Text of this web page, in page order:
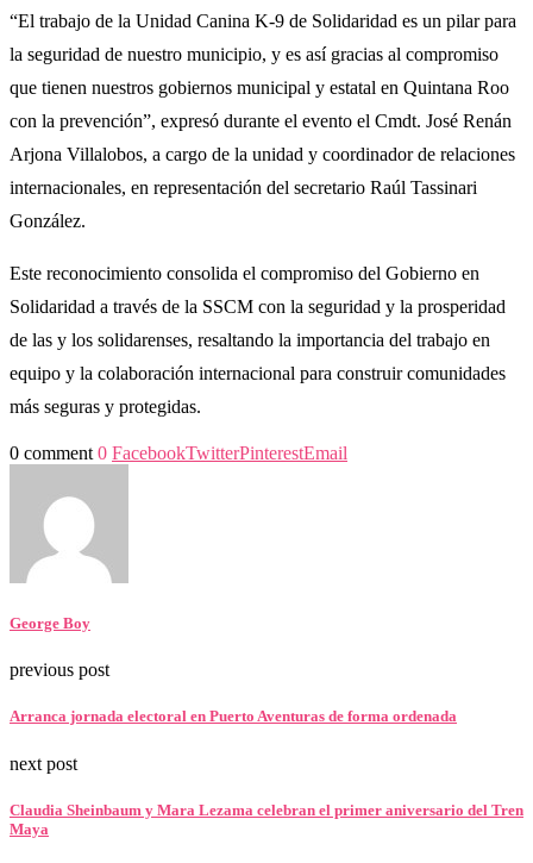
“El trabajo de la Unidad Canina K-9 de Solidaridad es un pilar para
la seguridad de nuestro municipio, y es así gracias al compromiso
que tienen nuestros gobiernos municipal y estatal en Quintana Roo
con la prevención”, expresó durante el evento el Cmdt. José Renán
Arjona Villalobos, a cargo de la unidad y coordinador de relaciones
internacionales, en representación del secretario Raúl Tassinari
González.
Este reconocimiento consolida el compromiso del Gobierno en
Solidaridad a través de la SSCM con la seguridad y la prosperidad
de las y los solidarenses, resaltando la importancia del trabajo en
equipo y la colaboración internacional para construir comunidades
más seguras y protegidas.
0 comment 0 FacebookTwitterPinterestEmail
George Boy
previous post
Arranca jornada electoral en Puerto Aventuras de forma ordenada
next post
Claudia Sheinbaum y Mara Lezama celebran el primer aniversario del Tren
Maya